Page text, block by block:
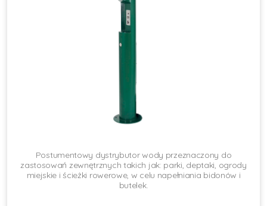
Postumentowy dystrybutor wody przeznaczony do
zastosowań zewnętrznych takich jak: parki, deptaki, ogrody
miejskie i ścieżki rowerowe, w celu napełniania bidonów i
butelek.